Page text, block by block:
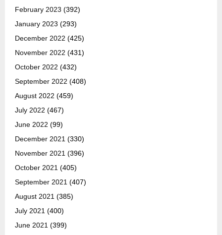
February 2023 (392)
January 2023 (293)
December 2022 (425)
November 2022 (431)
October 2022 (432)
September 2022 (408)
August 2022 (459)
July 2022 (467)
June 2022 (99)
December 2021 (330)
November 2021 (396)
October 2021 (405)
September 2021 (407)
August 2021 (385)
July 2021 (400)
June 2021 (399)